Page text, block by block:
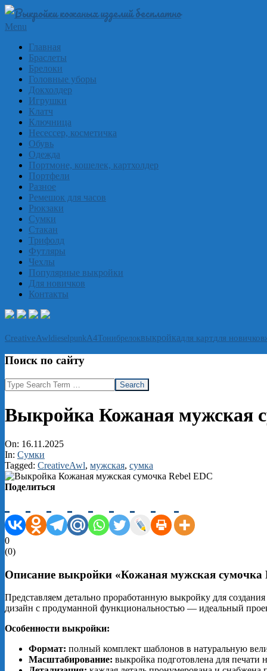
Skip
content
Выкройки
кожи
бесплатно
Skinpat
Primary
Menu
Menu
Главная
Браслеты
Брелоки
Головные уборы
Докхолдер
Игрушки
Клатч
Ключница
Несессер, косметичка
Обувь
Одежда
Портмоне, кошелек, картхолдер
Портфели
Разное
Ремешок для часов
Рюкзаки
Сумки
Стакан
Трифолд
Футляры
Чехлы
Популярные выкройки
Для новичков
Контакты
CreativeAwldieselpunk А4Тонибрелоквыкройкадля картдля новичков
Поиск по сайту
Search
Выкройка Кожаная мужская
On: 16.11.2025
In: Сумки
Tagged: CreativeAwl, мужская, сумка
Поделиться
0
(0)
Описание выкройки «Кожаная мужская сумочка
Представляем детально проработанную выкройку для
дизайн с продуманной функциональностью — идеальный
Особенности выкройки:
Формат: полный комплект шаблонов в натуральную
Масштабирование: выкройка подготовлена для печати